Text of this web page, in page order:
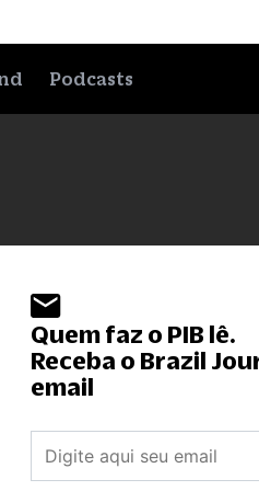
Podcasts
Quem faz o PIB lê.
Receba o Brazil
email